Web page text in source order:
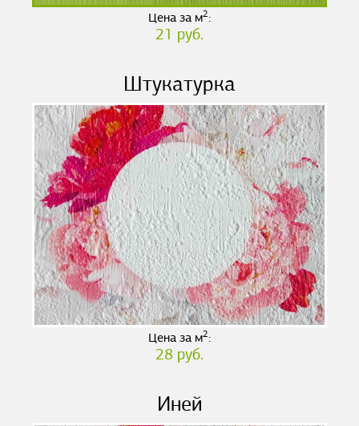
Цена за м2:
21 руб.
Штукатурка
Цена за м2:
28 руб.
Иней